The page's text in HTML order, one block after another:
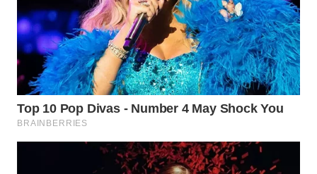
WN
LABUANBAJO
WN
BORNEO
Wahana